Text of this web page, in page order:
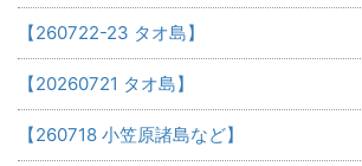
【260722-23 タオ島】
【20260721 タオ島】
【260718 小笠原諸島など】